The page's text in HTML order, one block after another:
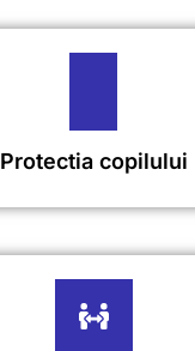
Protectia copilului